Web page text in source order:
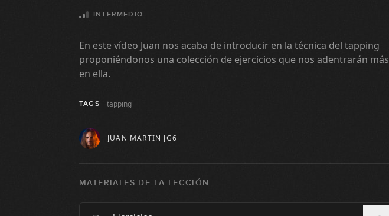
INTERMEDIO
En este vídeo Juan nos acaba de introducir en la técnica del tapping
proponiéndonos una colección de ejercicios que nos adentrarán más
en ella.
TAGS tapping
JUAN MARTIN JG6
MATERIALES DE LA LECCIÓN